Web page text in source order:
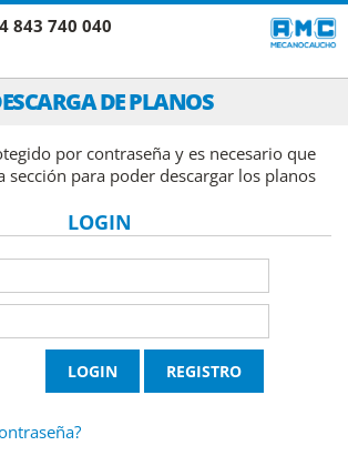
843 740 040
DE PLANOS
por contraseña y es necesario que
sección para poder descargar los planos
LOGIN